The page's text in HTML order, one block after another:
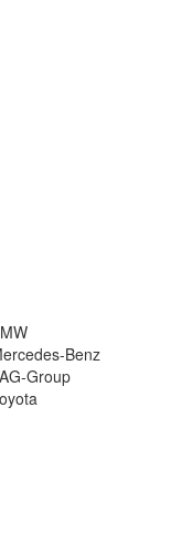
Benz
Group